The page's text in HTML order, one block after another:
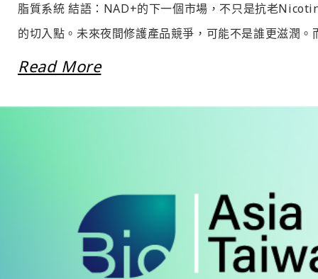
脂質系統 結語：NAD+的下一個市場，不只是抗老
的切入點。未來夜間修護產品競爭，可能不是誰更滋潤。
Read More